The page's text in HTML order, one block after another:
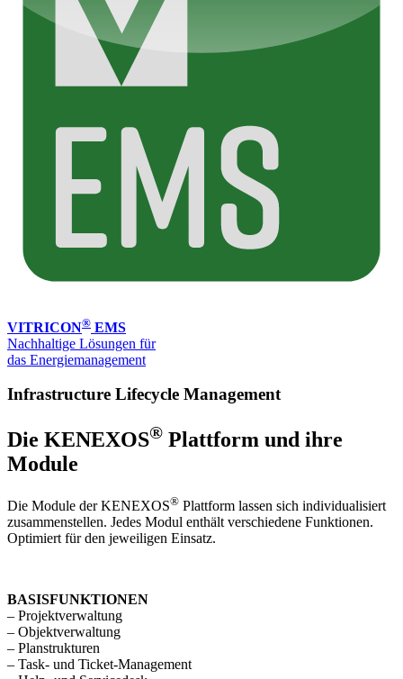
VITRICON® EMS
Nachhaltige Lösungen für
das Energiemanagement
Infrastructure Lifecycle Management
Die KENEXOS® Plattform und ihre
Module
Die Module der KENEXOS® Plattform lassen sich individualisiert
zusammenstellen. Jedes Modul enthält verschiedene Funktionen.
Optimiert für den jeweiligen Einsatz.
BASISFUNKTIONEN
– Projektverwaltung
– Objektverwaltung
– Planstrukturen
– Task- und Ticket-Management